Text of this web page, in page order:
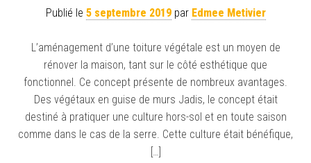
Publié le 5 septembre 2019par Edmee Metivier
L’aménagement d’une toiture végétale est un moyen de
rénover la maison, tant sur le côté esthétique que
fonctionnel. Ce concept présente de nombreux avantages.
Des végétaux en guise de murs Jadis, le concept était
destiné à pratiquer une culture hors-sol et en toute saison
comme dans le cas de la serre. Cette culture était bénéfique,
[…]